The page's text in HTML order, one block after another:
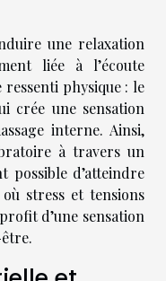
une relaxation
liée à l’écoute
ressenti physique : le
crée une sensation
interne. Ainsi,
à travers un
possible d’atteindre
stress et tensions
d’une sensation